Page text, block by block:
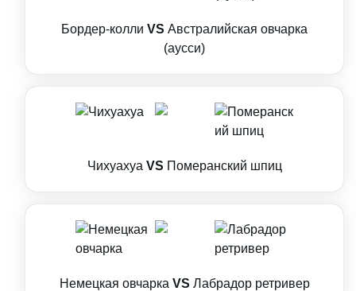
Бордер-колли VS Австралийская овчарка
(аусси)
Чихуахуа VS Померанский шпиц
Немецкая овчарка VS Лабрадор ретривер